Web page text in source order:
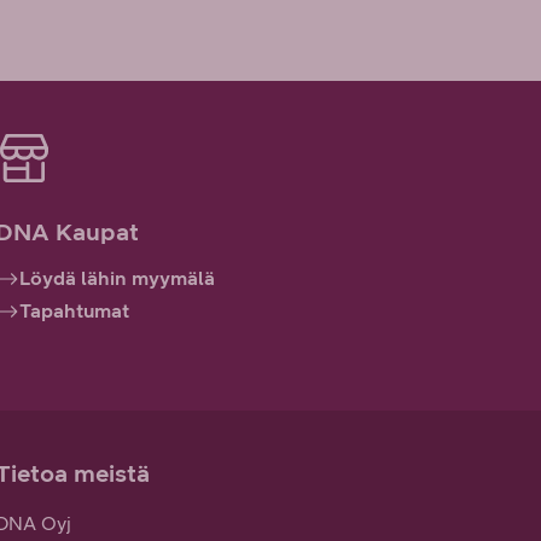
Kaupat
Löydä lähin myymälä
Tapahtumat
meistä
Oyj